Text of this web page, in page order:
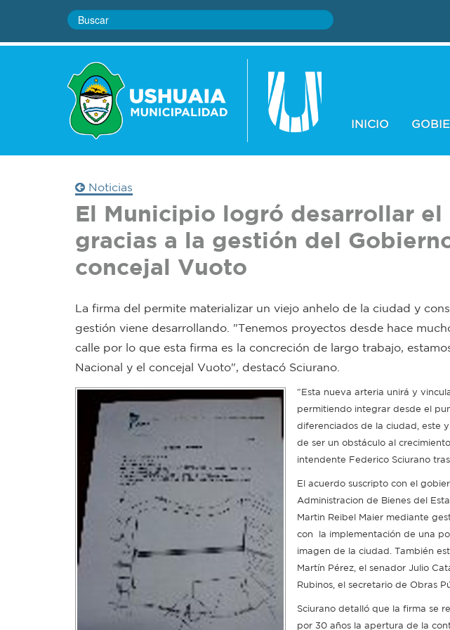
INICIO
Noticias
El Municipio logró desarrollar
gracias a la gestión del
concejal Vuoto
La firma del permite materializar un viejo anhelo de la ciudad y
gestión viene desarrollando. "Tenemos proyectos desde hace
calle por lo que esta firma es la concreción de largo trabajo,
Nacional y el concejal Vuoto", destacó Sciurano.
"Esta nueva arteria unirá y
permitiendo integrar desde el
diferenciados de la ciudad, este
de ser un obstáculo al
intendente Federico Sciurano
El acuerdo suscripto con el
Administracion de Bienes del
Martin Reibel Maier mediante
con la implementación de una
imagen de la ciudad. También
Martín Pérez, el senador Julio
Rubinos, el secretario de Obras
Sciurano detalló que la firma se
por 30 años la apertura de la